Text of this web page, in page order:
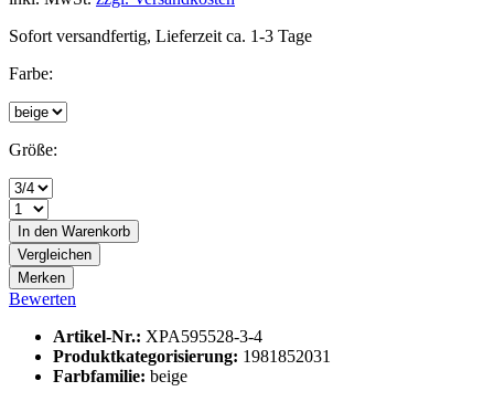
Sofort versandfertig, Lieferzeit ca. 1-3 Tage
Farbe:
Größe:
In den Warenkorb
Vergleichen
Merken
Bewerten
Artikel-Nr.: XPA595528-3-4
Produktkategorisierung: 1981852031
Farbfamilie: beige